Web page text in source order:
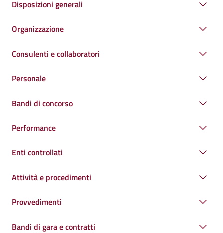
Disposizioni generali
Organizzazione
Consulenti e collaboratori
Personale
Bandi di concorso
Performance
Enti controllati
Attività e procedimenti
Provvedimenti
Bandi di gara e contratti